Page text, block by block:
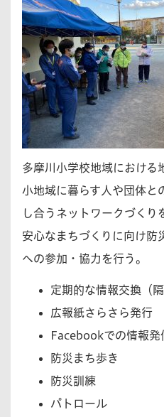
多摩川小学校地域における
小地域に暮らす人や団体と
し合うネットワークづくり
安心なまちづくりに向け防
への参加・協力を行う。
定期的な情報交換（隔
広報紙さらさら発行
Facebookでの情報発
防災まち歩き
防災訓練
パトロール